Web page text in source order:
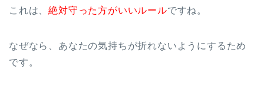
これは、絶対守った方がいいルールですね。
なぜなら、あなたの気持ちが折れないようにするため
です。